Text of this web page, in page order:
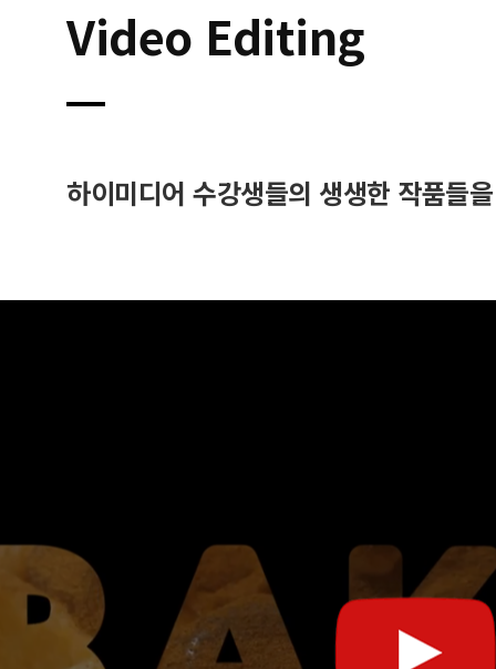
Video Editing
하이미디어 수강생들의 생생한 작품들